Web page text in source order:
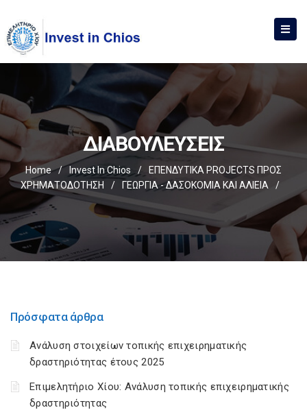
ΔΙΑΒΟΥΛΕΥΣΕΙΣ
Home / Invest In Chios /
ΕΠΕΝΔΥΤΙΚΑ PROJECTS ΠΡΟΣ
ΧΡΗΜΑΤΟΔΟΤΗΣΗ
/ ΓΕΩΡΓΙΑ - ΔΑΣΟΚΟΜΙΑ ΚΑΙ ΑΛΙΕΙΑ /
Πρόσφατα άρθρα
Ανάλυση στοιχείων τοπικής επιχειρηματικής
δραστηριότητας έτους 2025
Επιμελητήριο Χίου: Aνάλυση τοπικής επιχειρηματικής
δραστηριότητας